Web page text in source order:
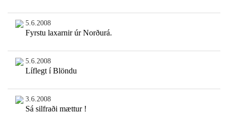
5.6.2008
Fyrstu laxarnir úr Norðurá.
5.6.2008
Líflegt í Blöndu
3.6.2008
Sá silfraði mættur !